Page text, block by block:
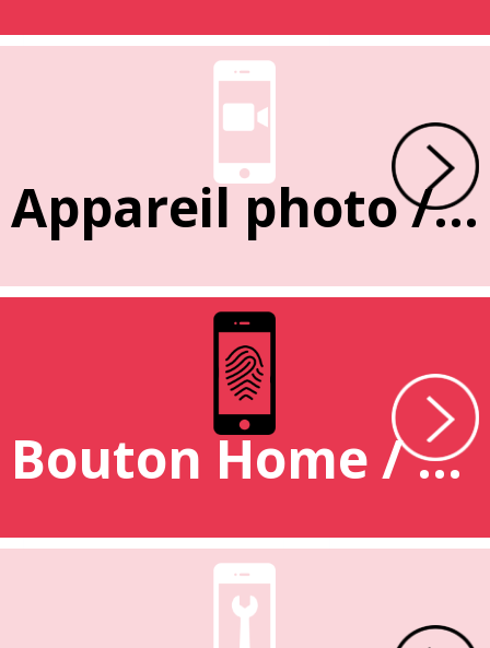
Appareil photo / caméra
Bouton Home / Empreinte